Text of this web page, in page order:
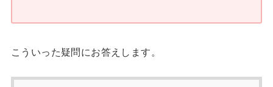
こういった疑問にお答えします。